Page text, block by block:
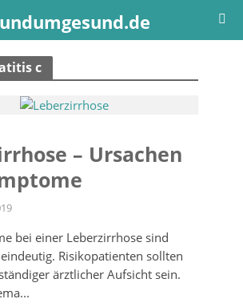
c
– Ursachen
bei einer Leberzirrhose sind
Risikopatienten sollten
ärztlicher Aufsicht sein.